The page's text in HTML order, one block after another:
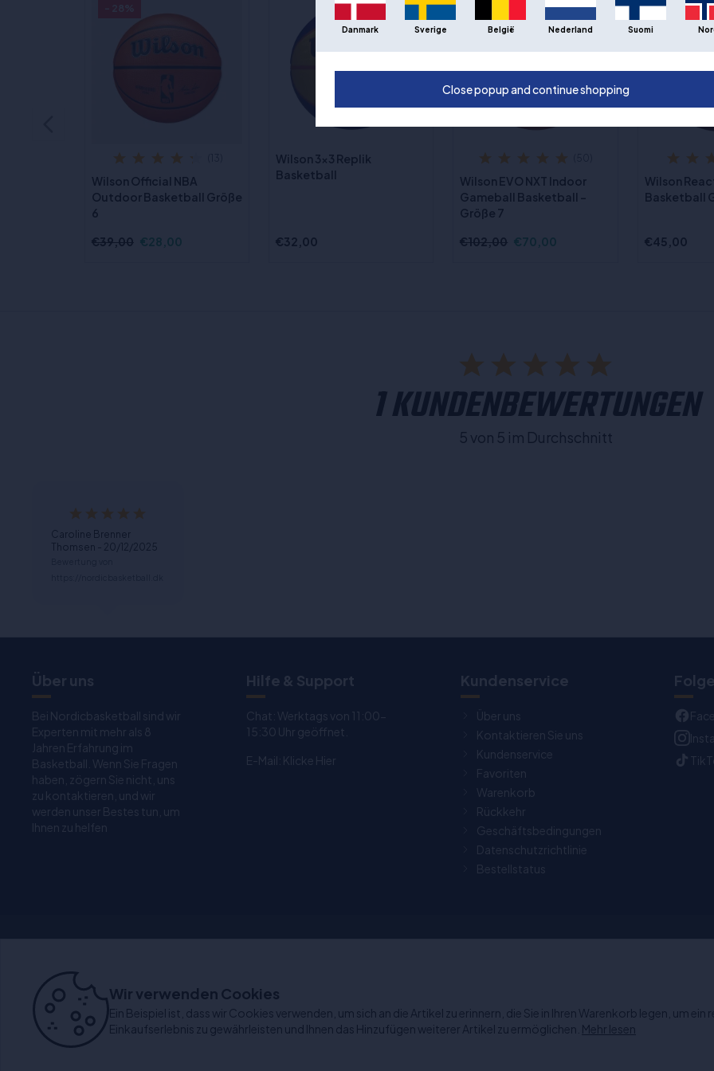
Wilson Official NBA
Outdoor Basketball Größe
6
€39,00 €28,00
Wilson 3x3 Replik
Basketball
€32,00
Wilson EVO NXT Indoor
Gameball Basketball -
Größe 7
€102,00 €70,00
Wilson
Basketball
€45,00
1 KUNDENBEWERTUNGEN
5 von 5 im Durchschnitt
Caroline Brenner
Thomsen - 20/12/2025
Über uns
Bei Nordicbasketball sind wir
Experten mit mehr als 8
Jahren Erfahrung im
Basketball. Wenn Sie Fragen
haben, zögern Sie nicht, uns
zu kontaktieren, und wir
werden unser Bestes tun, um
Ihnen zu helfen
Hilfe & Support
Chat: Werktags von 11:00-
15:30 Uhr geöffnet.
E-Mail: Klicke Hier
Kundenservice
Über uns
Kontaktieren Sie uns
Kundenservice
Favoriten
Warenkorb
Rückkehr
Geschäftsbedingungen
Datenschutzrichtlinie
Bestellstatus
1-4 Tage Lieferzeit
Wir verwenden Cookies
Ein Beispiel ist, dass wir Cookies verwenden, um sich an die Artikel zu erinnern, die Sie in Ihren Warenkorb legen, um ein
Einkaufserlebnis zu gewährleisten und Ihnen das Hinzufügen weiterer Artikel zu ermöglichen. Mehr lesen
Danmark Sverige België Nederland Suomi
Close popup and continue shopping